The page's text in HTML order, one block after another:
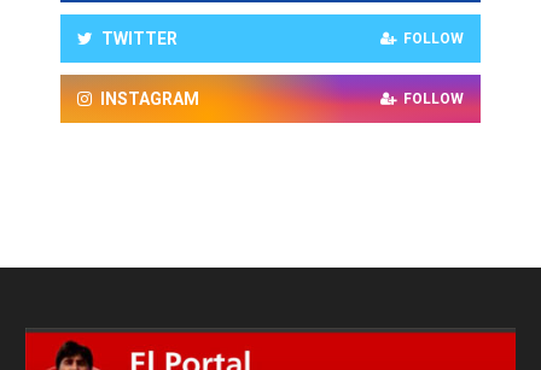
TWITTER FOLLOW
INSTAGRAM FOLLOW